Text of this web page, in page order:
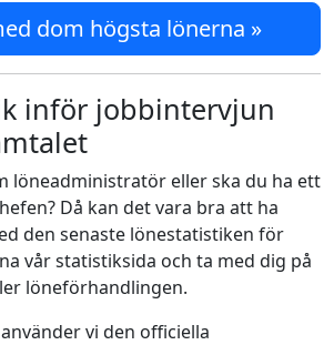
dom högsta lönerna »
inför jobbintervjun
löneadministratör eller ska du ha ett
Då kan det vara bra att ha
den senaste lönestatistiken för
vår statistiksida och ta med dig på
löneförhandlingen.
vi den officiella